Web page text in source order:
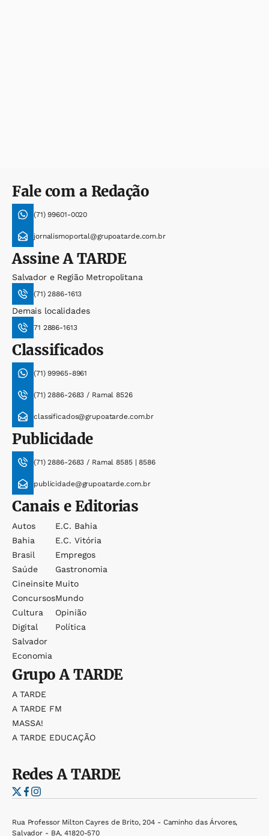
Fale com a Redação
(71) 99601-0020
jornalismoportal@grupoatarde.com.br
AssineA TARDE
Salvador e Região Metropolitana
(71) 2886-1613
Demais localidades
71 2886-1613
Classificados
(71) 99965-8961
(71) 2886-2683 / Ramal 8526
classificados@grupoatarde.com.br
Publicidade
(71) 2886-2683 / Ramal 8585 | 8586
publicidade@grupoatarde.com.br
Canais e Editorias
Autos
Bahia
Brasil
Saúde
Cineinsite
Concursos
Cultura
Digital
Salvador
Economia
E.c. Bahia
E.c. Vitória
Empregos
Gastronomia
Muito
Mundo
Opinião
Política
GrupoA TARDE
A TARDE
A TARDE FM
MASSA!
A TARDE EDUCAÇÃO
RedesA TARDE
Rua Professor Milton Cayres de Brito, 204 - Caminho das Árvores,
Salvador - BA, 41820-570